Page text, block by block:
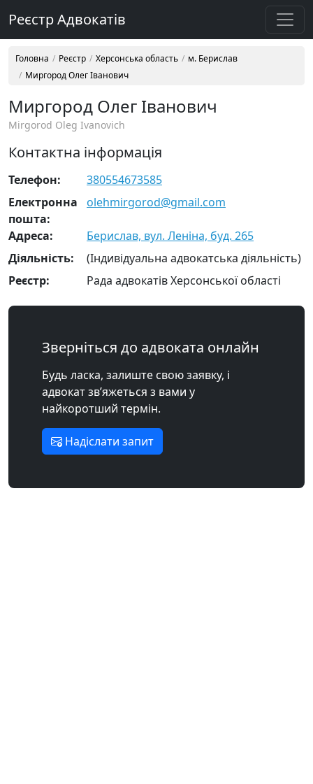
Реєстр Адвокатів
Головна Реєстр Херсонська область
м. Берислав
Миргород Олег Іванович
Миргород Олег Іванович
Mirgorod Oleg Ivanovich
Контактна інформація
Телефон:
380554673585
Електронна
пошта:
olehmirgorod@gmail.com
Адреса:
Берислав, вул. Леніна, буд. 265
Діяльність:
(Індивідуальна адвокатська діяльність)
Реєстр:
Рада адвокатів Херсонської області
Зверніться до адвоката онлайн
Будь ласка, залиште свою заявку, і
адвокат зв’яжеться з вами у
найкоротший термін.
Надіслати запит